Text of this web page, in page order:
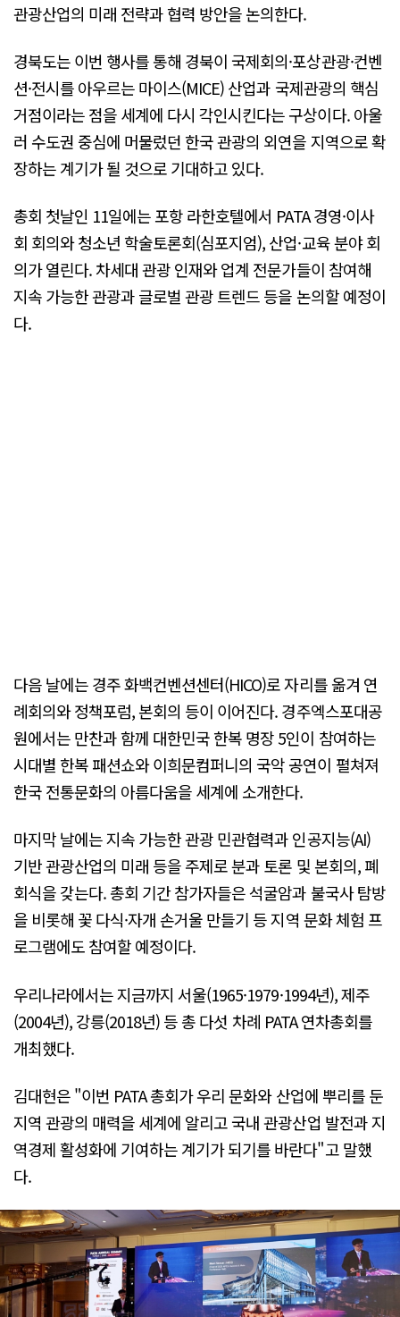
관광산업의 미래 전략과 협력 방안을 논의한다.
경북도는 이번 행사를 통해 경북이 국제회의·포상관광·컨벤
션·전시를 아우르는 마이스(MICE) 산업과 국제관광의 핵심
거점이라는 점을 세계에 다시 각인시킨다는 구상이다. 아울
러 수도권 중심에 머물렀던 한국 관광의 외연을 지역으로 확
장하는 계기가 될 것으로 기대하고 있다.
총회 첫날인 11일에는 포항 라한호텔에서 PATA 경영·이사
회 회의와 청소년 학술토론회(심포지엄), 산업·교육 분야 회
의가 열린다. 차세대 관광 인재와 업계 전문가들이 참여해
지속 가능한 관광과 글로벌 관광 트렌드 등을 논의할 예정이
다.
다음 날에는 경주 화백컨벤션센터(HICO)로 자리를 옮겨 연
례회의와 정책포럼, 본회의 등이 이어진다. 경주엑스포대공
원에서는 만찬과 함께 대한민국 한복 명장 5인이 참여하는
시대별 한복 패션쇼와 이희문컴퍼니의 국악 공연이 펼쳐져
한국 전통문화의 아름다움을 세계에 소개한다.
마지막 날에는 지속 가능한 관광 민관협력과 인공지능(AI)
기반 관광산업의 미래 등을 주제로 분과 토론 및 본회의, 폐
회식을 갖는다. 총회 기간 참가자들은 석굴암과 불국사 탐방
을 비롯해 꽃 다식·자개 손거울 만들기 등 지역 문화 체험 프
로그램에도 참여할 예정이다.
우리나라에서는 지금까지 서울(1965·1979·1994년), 제주
(2004년), 강릉(2018년) 등 총 다섯 차례 PATA 연차총회를
개최했다.
김대현은 "이번 PATA 총회가 우리 문화와 산업에 뿌리를 둔
지역 관광의 매력을 세계에 알리고 국내 관광산업 발전과 지
역경제 활성화에 기여하는 계기가 되기를 바란다"고 말했
다.